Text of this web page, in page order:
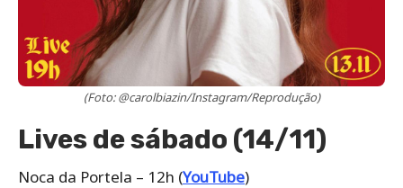
(Foto: @carolbiazin/Instagram/Reprodução)
Lives de sábado (14/11)
Noca da Portela – 12h (YouTube)